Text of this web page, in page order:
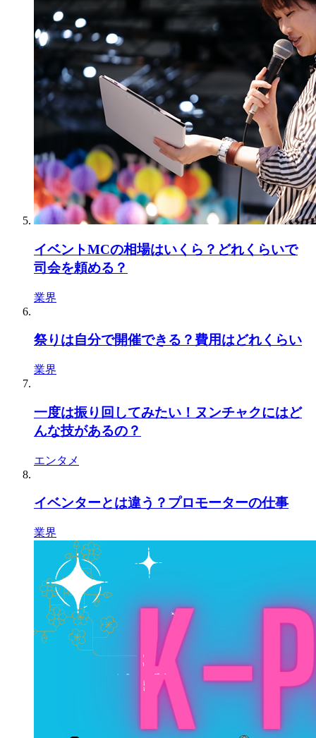
イベントMCの相場はいくら？どれくらいで
司会を頼める？
業界
祭りは自分で開催できる？費用はどれくらい
業界
一度は振り回してみたい！ヌンチャクにはど
んな技があるの？
エンタメ
イベンターとは違う？プロモーターの仕事
業界